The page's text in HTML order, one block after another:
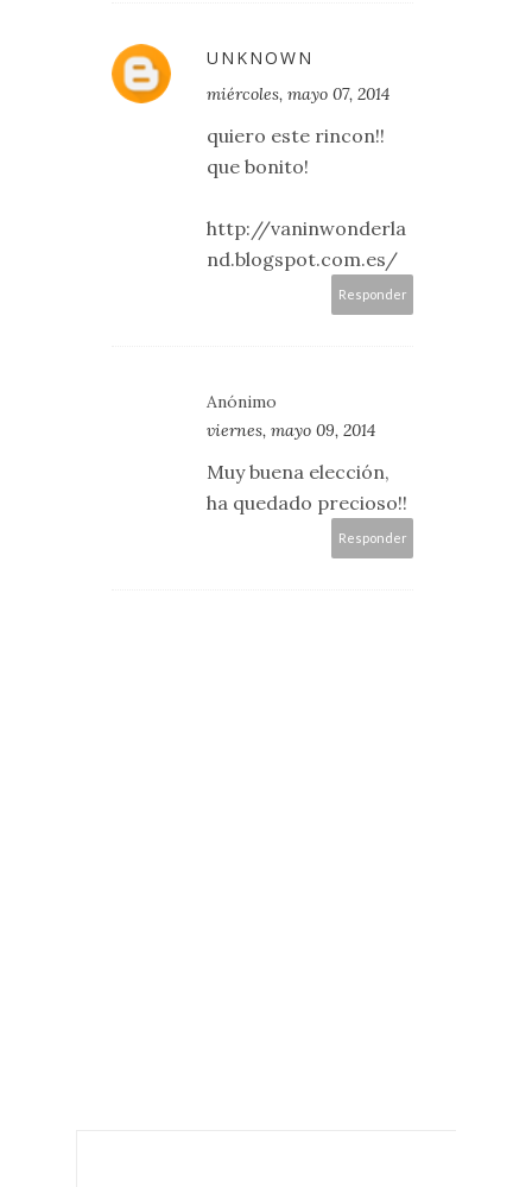
UNKNOWN
miércoles, mayo 07, 2014
quiero este rincon!!
que bonito!
http://vaninwonderla
nd.blogspot.com.es/
Responder
Anónimo
viernes, mayo 09, 2014
Muy buena elección,
ha quedado precioso!!
Responder